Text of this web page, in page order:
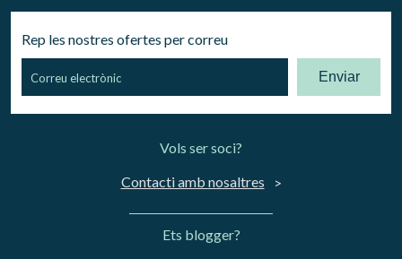
Rep les nostres ofertes per correu
Enviar
Vols ser soci?
Contacti amb nosaltres
Ets blogger?